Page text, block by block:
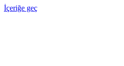
İçeriğe geç